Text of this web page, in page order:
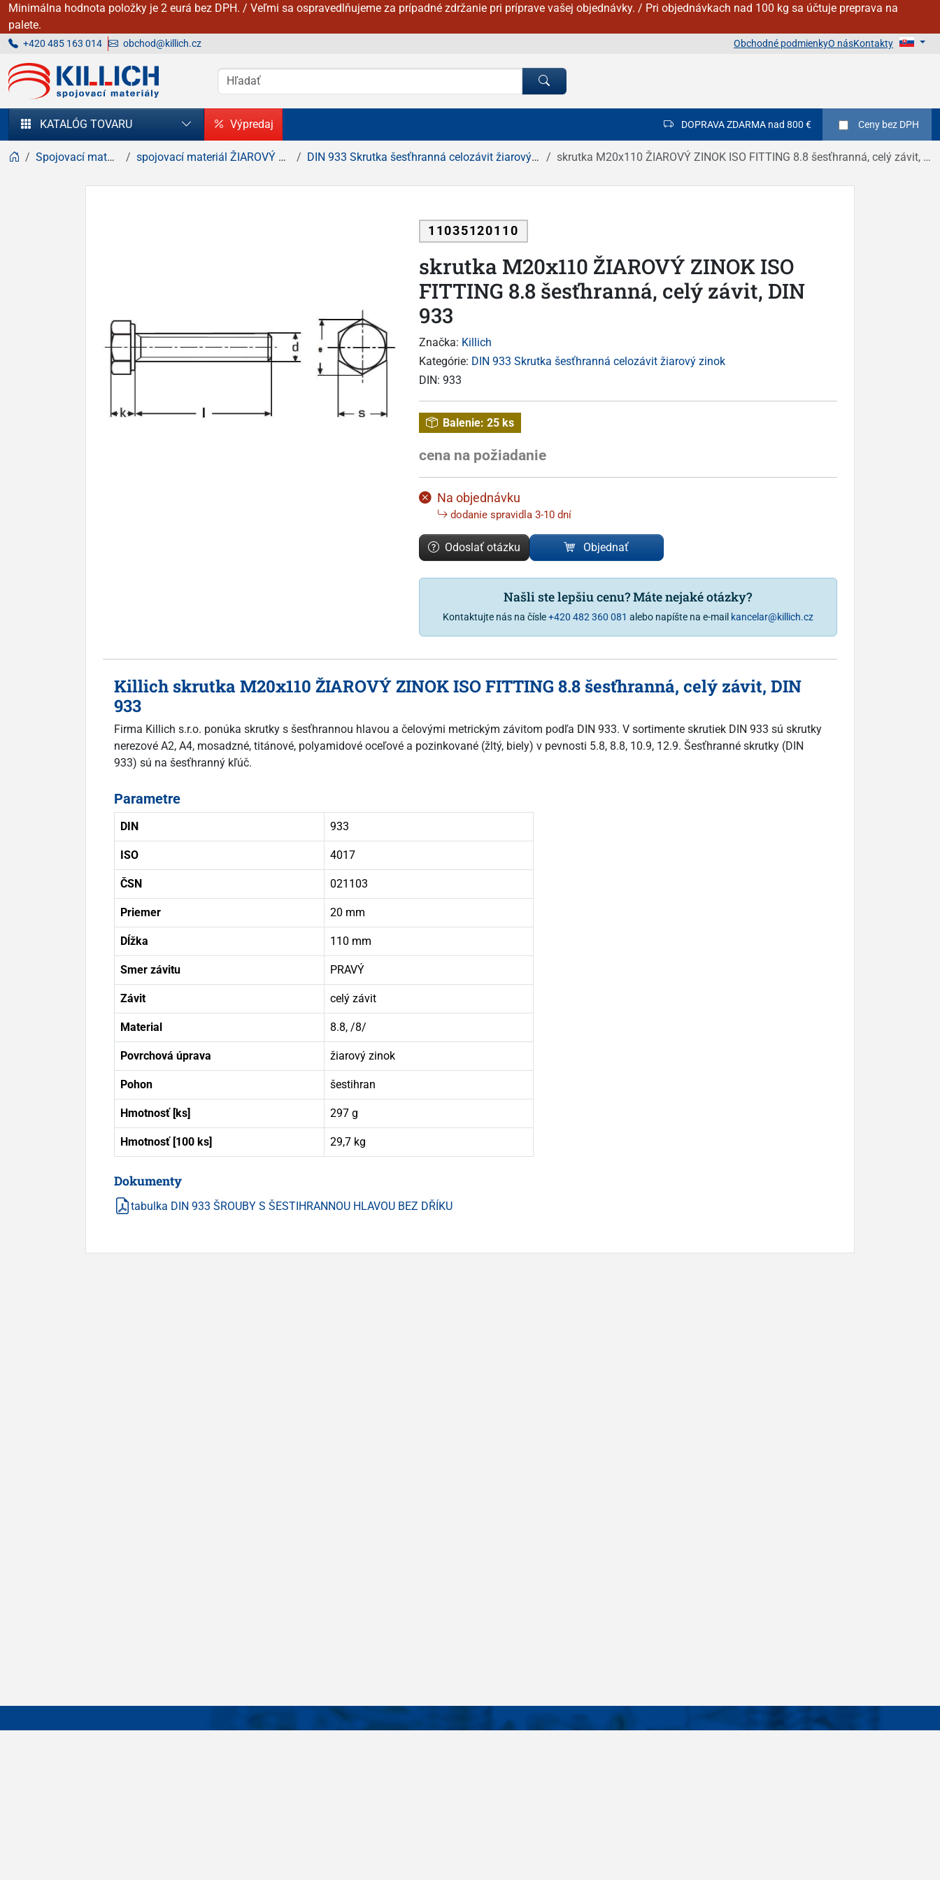
Minimálna hodnota položky je 2 eurá bez DPH. / Veľmi sa ospravedlňujeme za prípadné zdržanie pri príprave vašej objednávky. / Pri objednávkach nad 100 kg sa účtuje preprava na
palete.
+420 485 163 014 obchod@killich.cz Obchodné podmienkyO násKontakty
KILLICH - Spojovacie materiály
KATALÓG TOVARU Výpredaj DOPRAVA ZDARMA nad 800 € Ceny bez DPH
Spojovací materiál spojovací materiál ŽIAROVÝ zinok DIN 933 Skrutka šesťhranná celozávit žiarový zinok skrutka M20x110 ŽIAROVÝ ZINOK ISO FITTING 8.8 šesťhranná, celý závit, DIN 933
11035120110
skrutka M20x110 ŽIAROVÝ ZINOK ISO
FITTING 8.8 šesťhranná, celý závit, DIN
933
Značka: Killich
Kategórie: DIN 933 Skrutka šesťhranná celozávit žiarový zinok
DIN: 933
Balenie: 25 ks
cena na požiadanie
Na objednávku
dodanie spravidla 3-10 dní
Odoslať otázku Objednať
Našli ste lepšiu cenu? Máte nejaké otázky?
Kontaktujte nás na čísle+420 482 360 081 alebo napíšte na e-mail kancelar@killich.cz
Killich skrutka M20x110 ŽIAROVÝ ZINOK ISO FITTING 8.8 šesťhranná, celý závit, DIN
933
Firma Killich s.r.o. ponúka skrutky s šesťhrannou hlavou a čelovými metrickým závitom podľa DIN 933. V sortimente skrutiek DIN 933 sú skrutky
nerezové A2, A4, mosadzné, titánové, polyamidové oceľové a pozinkované (žltý, biely) v pevnosti 5.8, 8.8, 10.9, 12.9. Šesťhranné skrutky (DIN
933) sú na šesťhranný kľúč.
Parametre
DIN 933
ISO 4017
ČSN 021103
Priemer 20 mm
Dĺžka 110 mm
Smer závitu PRAVÝ
Závit celý závit
Material 8.8, /8/
Povrchová úprava žiarový zinok
Pohon šestihran
Hmotnosť [ks] 297 g
Hmotnosť [100 ks] 29,7 kg
Dokumenty
tabulka DIN 933 ŠROUBY S ŠESTIHRANNOU HLAVOU BEZ DŘÍKU